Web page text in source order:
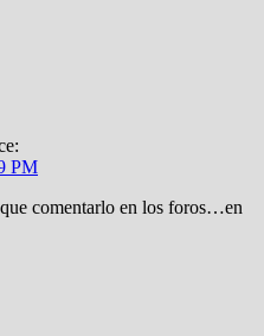
PM
comentarlo en los foros…en